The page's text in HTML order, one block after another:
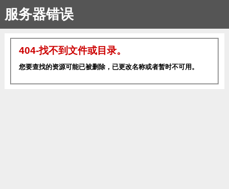
服务器错误
404-找不到文件或目录。
您要查找的资源可能已被删除，已更改名称或者暂时不可用。